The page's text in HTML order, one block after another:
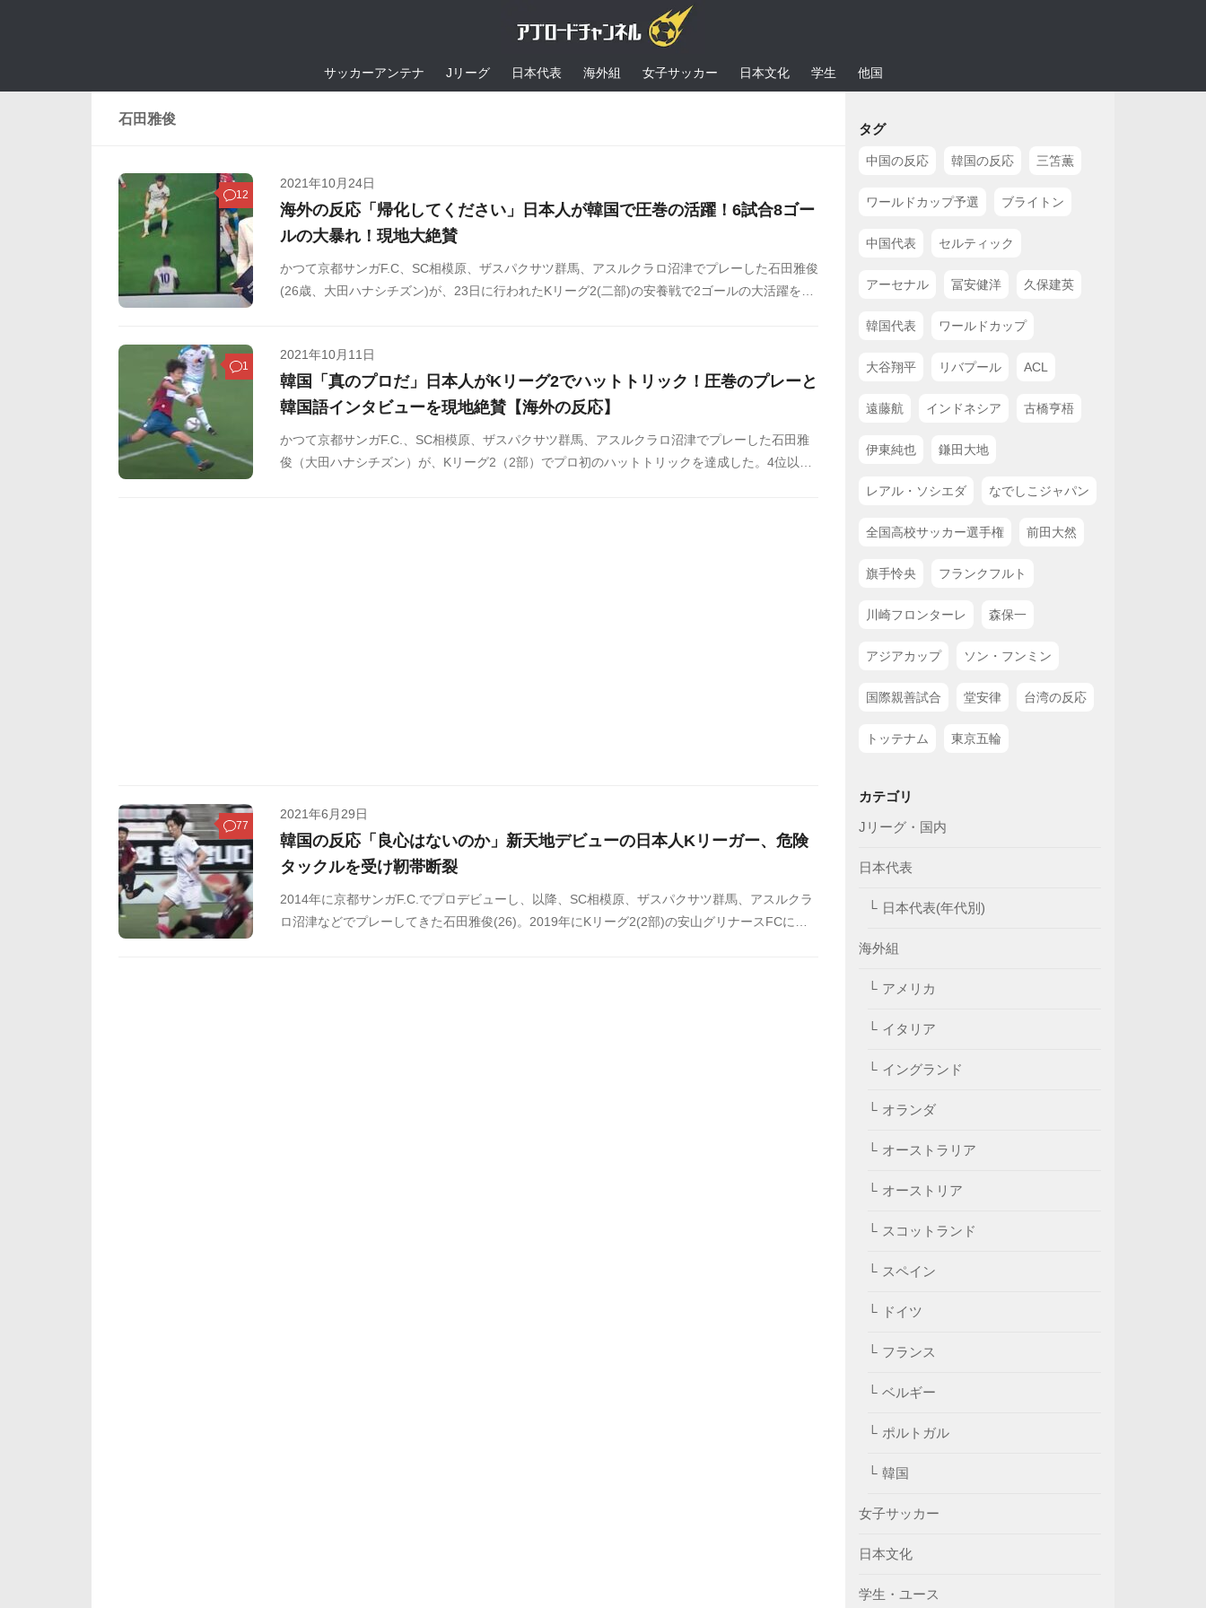
サッカーアンテナ Jリーグ 日本代表 海外組 女子サッカー 日本文化 学生 他国
石田雅俊
12
2021年10月24日
海外の反応「帰化してください」日本人が韓国で圧巻の活躍！6試合8ゴー
ルの大暴れ！現地大絶賛
かつて京都サンガF.C、SC相模原、ザスパクサツ群馬、アスルクラロ沼津でプレーした石田雅俊
(26歳、大田ハナシチズン)が、23日に行われたKリーグ2(二部)の安養戦で2ゴールの大活躍を見
のでご覧ください。
1
2021年10月11日
韓国「真のプロだ」日本人がKリーグ2でハットトリック！圧巻のプレーと
韓国語インタビューを現地絶賛【海外の反応】
かつて京都サンガF.C.、SC相模原、ザスパクサツ群馬、アスルクラロ沼津でプレーした石田雅
俊（大田ハナシチズン）が、Kリーグ2（2部）でプロ初のハットトリックを達成した。4位以内
77
2021年6月29日
韓国の反応「良心はないのか」新天地デビューの日本人Kリーガー、危険
タックルを受け靭帯断裂
2014年に京都サンガF.C.でプロデビューし、以降、SC相模原、ザスパクサツ群馬、アスルクラ
ロ沼津などでプレーしてきた石田雅俊(26)。2019年にKリーグ2(2部)の安山グリナースFCに入
タグ
中国の反応 韓国の反応 三笘薫
ワールドカップ予選 ブライトン
中国代表 セルティック
アーセナル 冨安健洋 久保建英
韓国代表 ワールドカップ
大谷翔平 リバプール ACL
遠藤航 インドネシア 古橋亨梧
伊東純也 鎌田大地
レアル・ソシエダ なでしこジャパン
全国高校サッカー選手権 前田大然
旗手怜央 フランクフルト
川崎フロンターレ 森保一
アジアカップ ソン・フンミン
国際親善試合 堂安律 台湾の反応
トッテナム 東京五輪
カテゴリ
Jリーグ・国内
日本代表
日本代表(年代別)
海外組
アメリカ
イタリア
イングランド
オランダ
オーストラリア
オーストリア
スコットランド
スペイン
ドイツ
フランス
ベルギー
ポルトガル
韓国
女子サッカー
日本文化
学生・ユース